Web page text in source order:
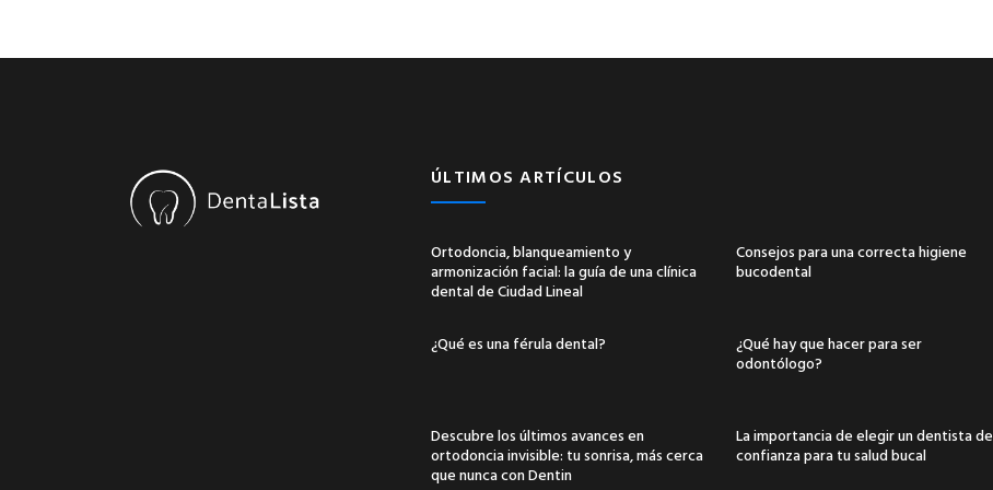
ÚLTIMOS ARTÍCULOS
Ortodoncia, blanqueamiento y
armonización facial: la guía de una clínica
dental de Ciudad Lineal
Consejos para una correcta higiene
bucodental
¿Qué es una férula dental?
¿Qué hay que hacer para ser
odontólogo?
Descubre los últimos avances en
ortodoncia invisible: tu sonrisa, más cerca
que nunca con Dentin
La importancia de elegir un dentista de
confianza para tu salud bucal